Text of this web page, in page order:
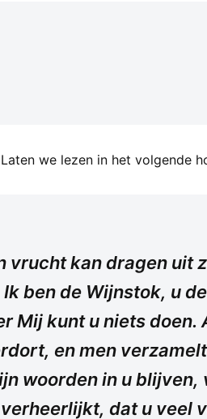
we lezen in het volgende
vrucht kan dragen
ben de Wijnstok, u
Mij kunt u niets
en men
woorden in u blijven,
dat u veel